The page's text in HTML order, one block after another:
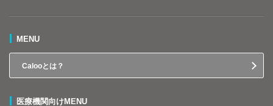
MENU
Calooとは？
医療機関向けMENU